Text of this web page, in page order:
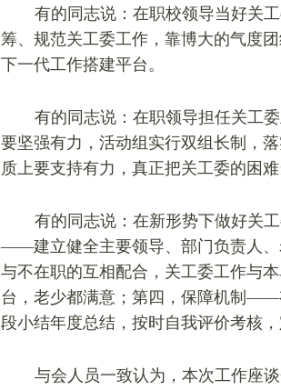
有的同志说：在职校领导当好关
筹、规范关工委工作，靠博大的气度
下一代工作搭建平台。
有的同志说：在职领导担任关工
要坚强有力，活动组实行双组长制，
质上要支持有力，真正把关工委的困
有的同志说：在新形势下做好关
——建立健全主要领导、部门负责人
与不在职的互相配合，关工委工作与
台，老少都满意；第四，保障机制
段小结年度总结，按时自我评价考核
与会人员一致认为，本次工作座